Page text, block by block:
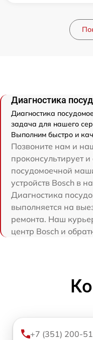
Диагностика
Диагностика
задача для нашего
Выполним быстро и
Позвоните нам и
проконсультирует и
посудомоечной
устройств Bosch в
Диагностика
выполняется на
ремонта. Наш
центр Bosch и
+7 (351) 200-